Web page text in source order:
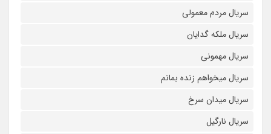
سریال مردم معمولی
سریال ملکه گدایان
سریال مهمونی
سریال میخواهم زنده بمانم
سریال میدان سرخ
سریال نارگیل